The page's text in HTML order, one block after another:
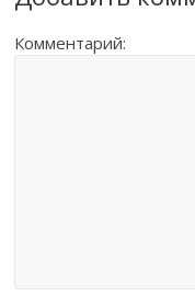
Комментарий: